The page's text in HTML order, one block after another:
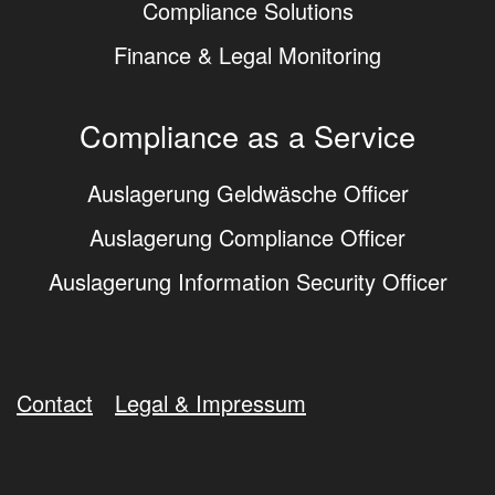
Compliance Solutions
Finance & Legal Monitoring
Compliance as a Service
Auslagerung Geldwäsche Officer
Auslagerung Compliance Officer
Auslagerung Information Security Officer
Contact Legal & Impressum